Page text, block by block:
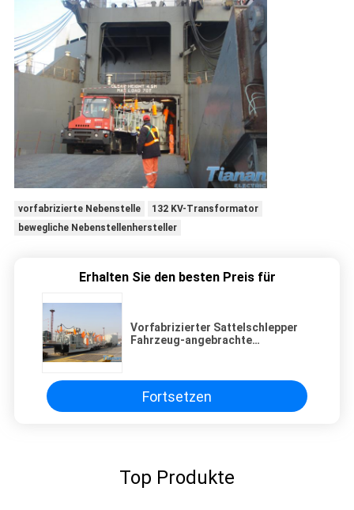
vorfabrizierte Nebenstelle
132 KV-Transformator
bewegliche Nebenstellenhersteller
Erhalten Sie den besten Preis für
Vorfabrizierter Sattelschlepper
Fahrzeug-angebrachte
Fortsetzen
Top Produkte